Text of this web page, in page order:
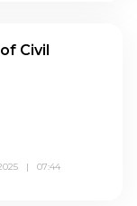
Civil
| 07:44